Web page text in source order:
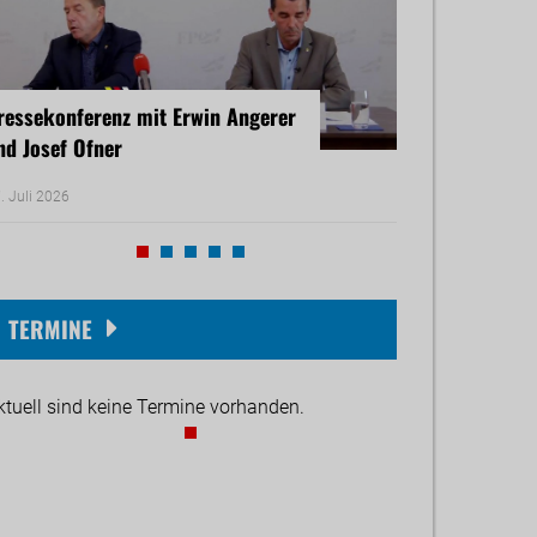
mit Erwin Angerer
Josef Ofner
Juli 2026
Michael Reiner
TERMINE
sind keine Termine vorhanden.